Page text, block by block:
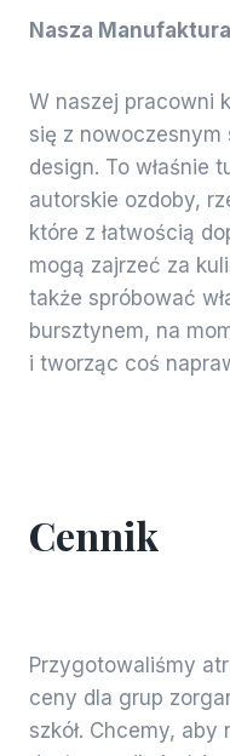
Nasza
W naszej pracowni
się z nowoczesnym
design. To właśnie
autorskie ozdoby,
które z łatwością
mogą zajrzeć za
także spróbować
bursztynem, na
i tworząc coś
Cennik
Przygotowaliśmy
ceny dla grup
szkół. Chcemy, aby